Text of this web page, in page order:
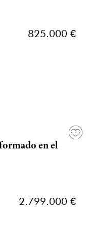
825.000 €
en el
2.799.000 €